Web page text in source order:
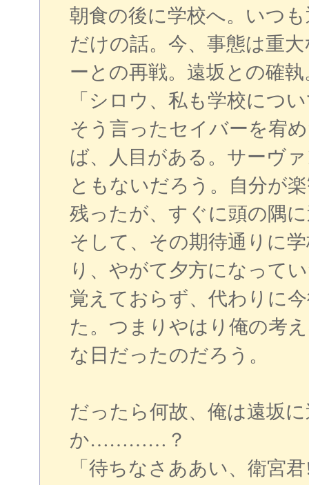
朝食の後に学校へ。いつ
だけの話。今、事態は重
ーとの再戦。遠坂との確
「シロウ、私も学校につ
そう言ったセイバーを宥
ば、人目がある。サーヴ
ともないだろう。自分が
残ったが、すぐに頭の隅
そして、その期待通りに
り、やがて夕方になって
覚えておらず、代わりに
た。つまりやはり俺の考
な日だったのだろう。
だったら何故、俺は遠坂
か…………？
「待ちなさああい、衛宮